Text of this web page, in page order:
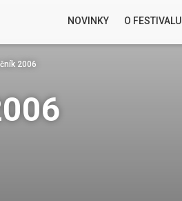
NOVINKY O FESTIVALU
2006